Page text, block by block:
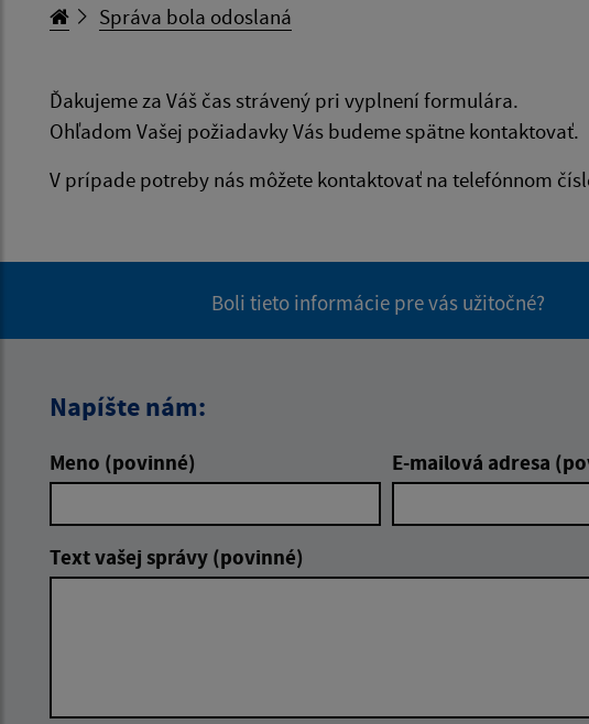
Správa bola odoslaná
Ďakujeme za Váš čas strávený pri vyplnení formulára.
Ohľadom Vašej požiadavky Vás budeme spätne kontaktovať.
V prípade potreby nás môžete kontaktovať na telefónnom
Boli tieto informácie pre vás užitočné?
Napíšte nám:
Meno (povinné) E-mailová adresa
Text vašej správy (povinné)